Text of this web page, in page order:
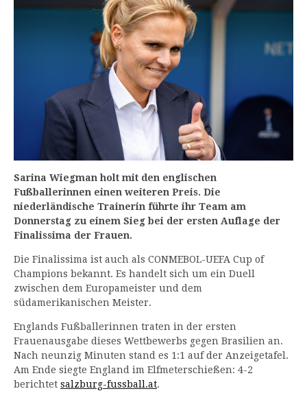
Sarina Wiegman holt mit den englischen
Fußballerinnen einen weiteren Preis. Die
niederländische Trainerin führte ihr Team am
Donnerstag zu einem Sieg bei der ersten Auflage der
Finalissima der Frauen.
Die Finalissima ist auch als CONMEBOL-UEFA Cup of
Champions bekannt. Es handelt sich um ein Duell
zwischen dem Europameister und dem
südamerikanischen Meister.
Englands Fußballerinnen traten in der ersten
Frauenausgabe dieses Wettbewerbs gegen Brasilien an.
Nach neunzig Minuten stand es 1:1 auf der Anzeigetafel.
Am Ende siegte England im Elfmeterschießen: 4-2
berichtet salzburg-fussball.at.